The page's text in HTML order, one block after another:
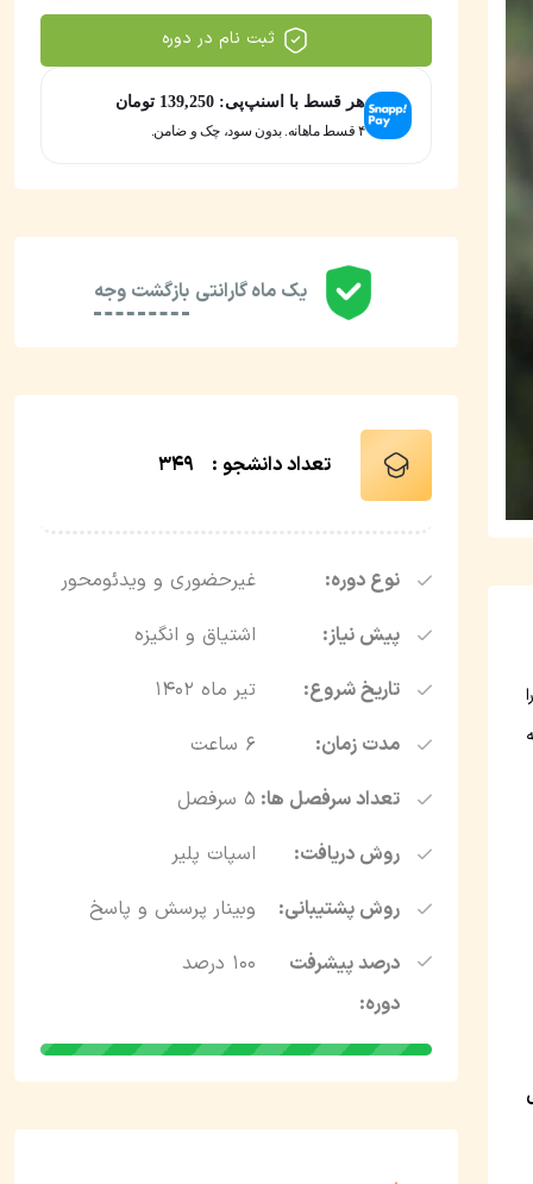
ثبت نام در دوره
هر قسط با اسنپ‌پی: 139,250 تومان
۴ قسط ماهانه. بدون سود، چک و ضامن.
یک ماه گارانتی بازگشت وجه
تعداد دانشجو : 349
نوع دوره:
غیرحضوری و ویدئو‌محور
پیش نیاز:
اشتیاق و انگیزه
تاریخ شروع:
تیر ماه 1402
مدت زمان:
6 ساعت
تعداد سرفصل ها: 5 سرفصل
روش دریافت:
اسپات پلیر
روش پشتیبانی:
وبینار پرسش و پاسخ
درصد پیشرفت
دوره:
100 درصد